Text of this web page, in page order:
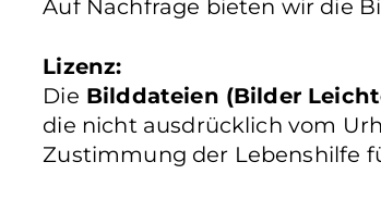
Auf Nachfrage bieten wir die
Lizenz:
Die Bilddateien (Bilder
die nicht ausdrücklich vom
Zustimmung der Lebenshilfe